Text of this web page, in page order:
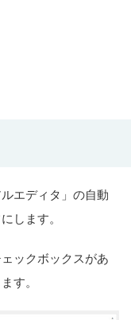
エディタ」の自動
します。
ックボックスがあ
す。